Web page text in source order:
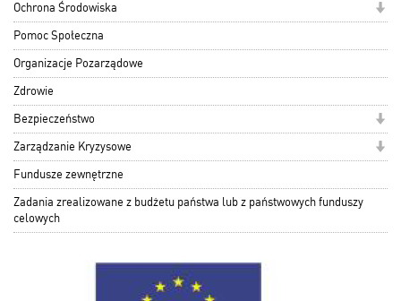
Ochrona Środowiska
Pomoc Społeczna
Organizacje Pozarządowe
Zdrowie
Bezpieczeństwo
Zarządzanie Kryzysowe
Fundusze zewnętrzne
Zadania zrealizowane z budżetu państwa lub z państwowych funduszy
celowych